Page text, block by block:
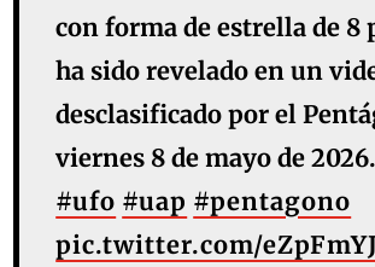
con forma de estrella de 8
ha sido revelado en un
desclasificado por el
viernes 8 de mayo de 2026.
#ufo #uap #pentagono
pic.twitter.com/